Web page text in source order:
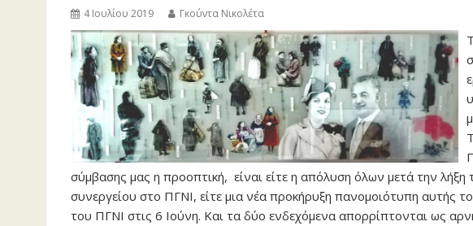
4 Ιουλίου 2019 Γκούντα Νικολέτα
σύμβασης μας η προοπτική, είναι είτε η απόλυση όλων μετά την λήξη
συνεργείου στο ΠΓΝΙ, είτε μια νέα προκήρυξη πανομοιότυπη
του ΠΓΝΙ στις 6 Ιούνη. Και τα δύο ενδεχόμενα απορρίπτονται ως